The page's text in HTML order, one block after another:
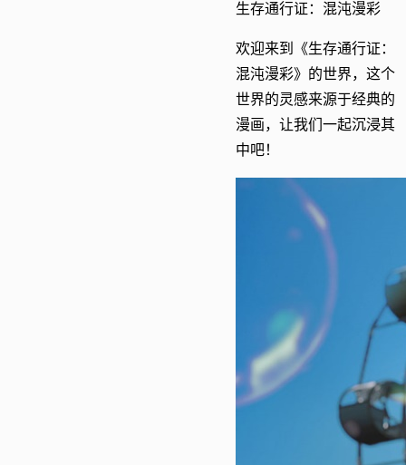
生存通行证：混沌漫彩
欢迎来到《生存通行证：
混沌漫彩》的世界，这个
世界的灵感来源于经典的
漫画，让我们一起沉浸其
中吧！